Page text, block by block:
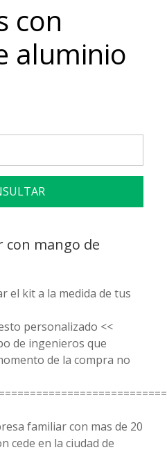
con
aluminio
con mango de
el kit a la medida de tus
personalizado <<
de ingenieros que
de la compra no
familiar con mas de 20
cede en la ciudad de